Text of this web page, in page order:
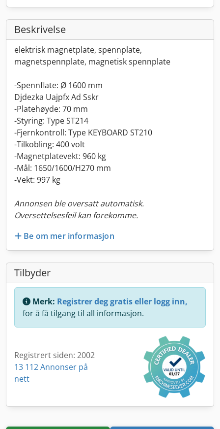
Beskrivelse
elektrisk magnetplate, spennplate,
magnetspennplate, magnetisk spennplate
-Spennflate: Ø 1600 mm
Djdezka Uajpfx Ad Sskr
-Platehøyde: 70 mm
-Styring: Type ST214
-Fjernkontroll: Type KEYBOARD ST210
-Tilkobling: 400 volt
-Magnetplatevekt: 960 kg
-Mål: 1650/1600/H270 mm
-Vekt: 997 kg
Annonsen ble oversatt automatisk.
Oversettelsesfeil kan forekomme.
Be om mer informasjon
Tilbyder
Merk: Registrer deg gratis eller logg inn,
for å få tilgang til all informasjon.
Registrert siden: 2002
13 112 Annonser på
nett